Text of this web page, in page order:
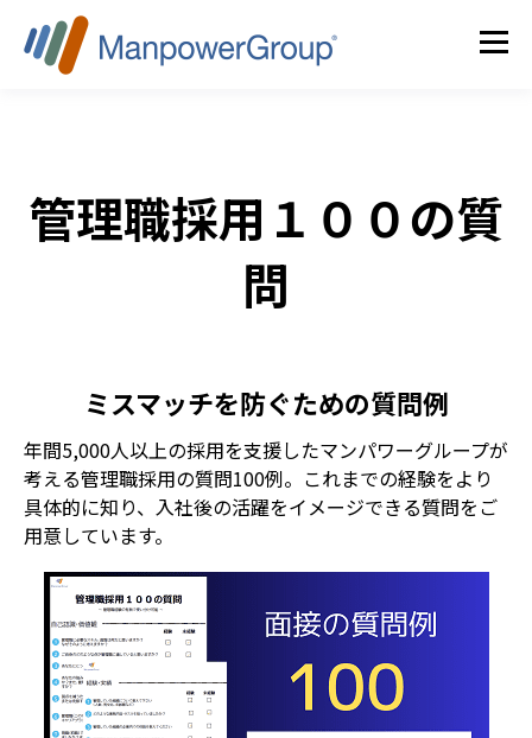
管理職採用１００の質
問
ミスマッチを防ぐための質問例
年間5,000人以上の採用を支援したマンパワーグループが
考える管理職採用の質問100例。 これまでの経験をより
具体的に知り、入社後の活躍をイメージできる質問をご
用意しています。